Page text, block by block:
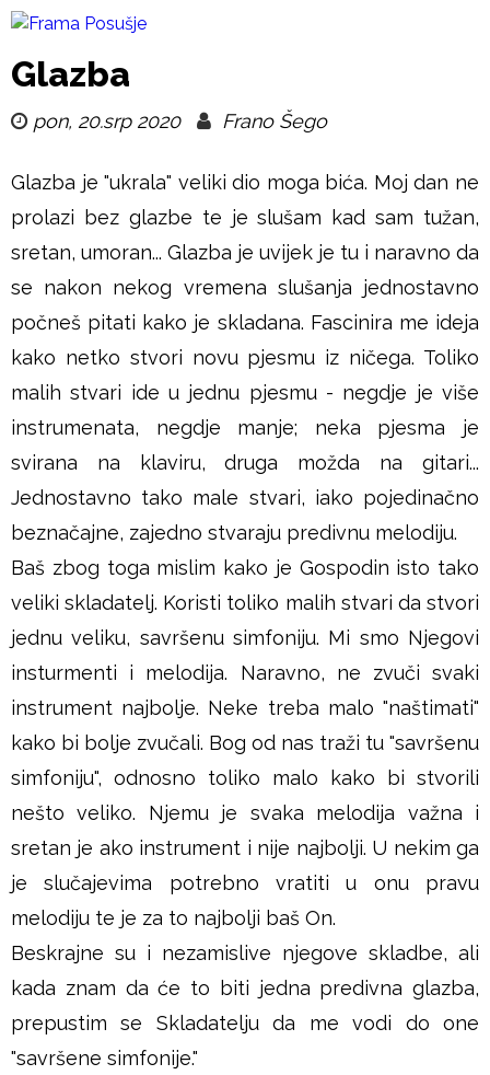
Skoči
sadržaj
F
r
a
m
a
P
o
s
u
š
e
Glazba
pon, 20.srp 2020 Frano Šego
Glazba je "ukrala" veliki dio moga bića. Moj dan ne
prolazi bez glazbe te je slušam kad sam tužan,
sretan, umoran... Glazba je uvijek je tu i naravno da
se nakon nekog vremena slušanja jednostavno
počneš pitati kako je skladana. Fascinira me ideja
kako netko stvori novu pjesmu iz ničega. Toliko
malih stvari ide u jednu pjesmu - negdje je više
instrumenata, negdje manje; neka pjesma je
svirana na klaviru, druga možda na gitari...
Jednostavno tako male stvari, iako pojedinačno
beznačajne, zajedno stvaraju predivnu melodiju.
Baš zbog toga mislim kako je Gospodin isto tako
veliki skladatelj. Koristi toliko malih stvari da stvori
jednu veliku, savršenu simfoniju. Mi smo Njegovi
insturmenti i melodija. Naravno, ne zvuči svaki
instrument najbolje. Neke treba malo "naštimati"
kako bi bolje zvučali. Bog od nas traži tu "savršenu
simfoniju", odnosno toliko malo kako bi stvorili
nešto veliko. Njemu je svaka melodija važna i
sretan je ako instrument i nije najbolji. U nekim ga
je slučajevima potrebno vratiti u onu pravu
melodiju te je za to najbolji baš On.
Beskrajne su i nezamislive njegove skladbe, ali
kada znam da će to biti jedna predivna glazba,
prepustim se Skladatelju da me vodi do one
"savršene simfonije."